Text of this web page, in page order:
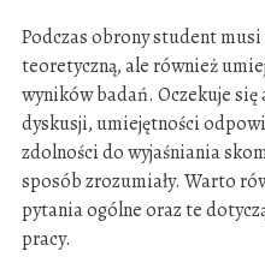
Podczas obrony student
teoretyczną, ale również
wyników badań. Oczekuje
dyskusji, umiejętności
zdolności do wyjaśniania
sposób zrozumiały. Warto
pytania ogólne oraz te
pracy.